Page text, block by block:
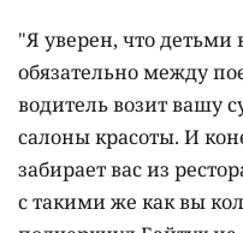
"Я уверен, что детьми
обязательно между
водитель возит вашу
салоны красоты. И
забирает вас из
с такими же как вы